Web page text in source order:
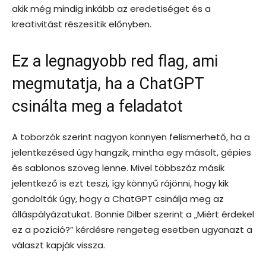
akik még mindig inkább az eredetiséget és a
kreativitást részesítik előnyben.
Ez a legnagyobb red flag, ami
megmutatja, ha a ChatGPT
csinálta meg a feladatot
A toborzók szerint nagyon könnyen felismerhető, ha a
jelentkezésed úgy hangzik, mintha egy másolt, gépies
és sablonos szöveg lenne. Mivel többszáz másik
jelentkező is ezt teszi, így könnyű rájönni, hogy kik
gondolták úgy, hogy a ChatGPT csinálja meg az
álláspályázatukat. Bonnie Dilber szerint a „Miért érdekel
ez a pozíció?” kérdésre rengeteg esetben ugyanazt a
választ kapják vissza.